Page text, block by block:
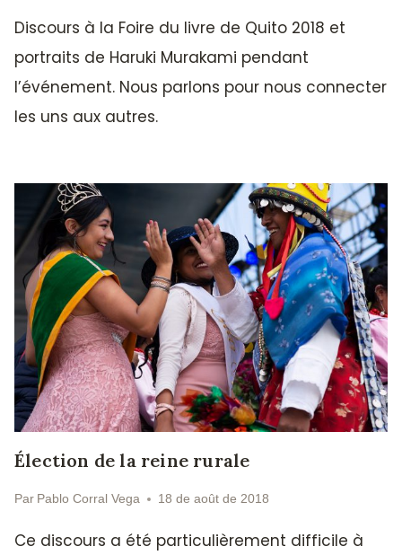
Discours à la Foire du livre de Quito 2018 et
portraits de Haruki Murakami pendant
l’événement. Nous parlons pour nous connecter
les uns aux autres.
Élection de la reine rurale
Par Pablo Corral Vega 18 de août de 2018
Ce discours a été particulièrement difficile à